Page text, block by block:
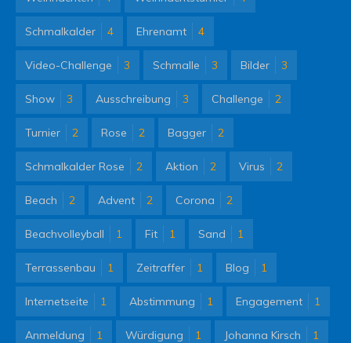
Schmalkalder 4 Ehrenamt 4
Video-Challenge 3 Schmalle 3 Bilder 3
Show 3 Ausschreibung 3 Challenge 2
Turnier 2 Rose 2 Bagger 2
Schmalkalder Rose 2 Aktion 2 Virus 2
Beach 2 Advent 2 Corona 2
Beachvolleyball 1 Fit 1 Sand 1
Terrassenbau 1 Zeitraffer 1 Blog 1
Internetseite 1 Abstimmung 1 Engagement 1
Anmeldung 1 Würdigung 1 Johanna Kirsch 1